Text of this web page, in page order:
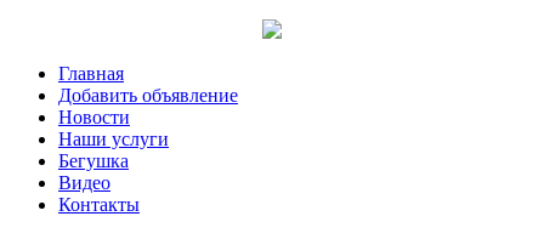
Главная
Добавить объявление
Новости
Наши услуги
Бегушка
Видео
Контакты